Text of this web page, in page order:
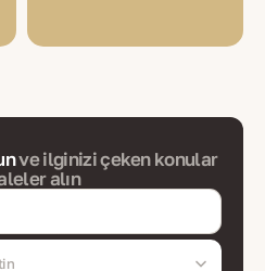
ve ilginizi çeken konular
alın